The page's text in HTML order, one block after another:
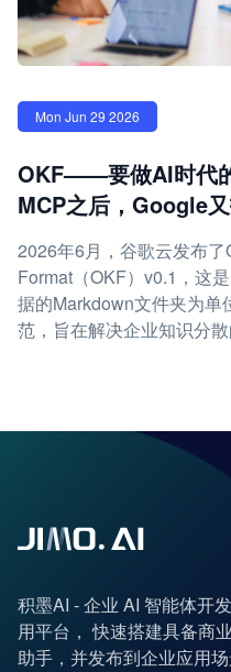
Mon Jun 29 2026
OKF——要做AI时代
MCP之后，Google
2026年6月，谷歌云发布
Format（OKF）v0.1，这
据的Markdown文件夹为单
范，旨在解决企业知识分散
积墨AI - 企业 AI 智能体开
用平台， 快速搭建具备商
助手，并发布到企业应用场